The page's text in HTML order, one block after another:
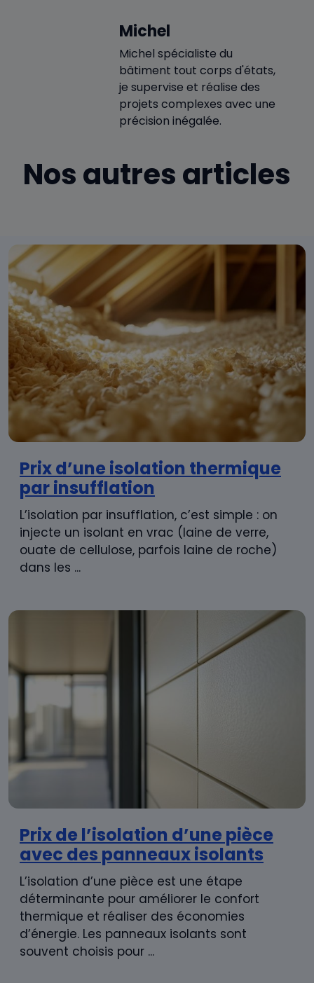
Michel
Michel spécialiste du
bâtiment tout corps d'états,
je supervise et réalise des
projets complexes avec une
précision inégalée.
Nos autres articles
Prix d’une isolation thermique
par insufflation
L’isolation par insufflation, c’est simple : on
injecte un isolant en vrac (laine de verre,
ouate de cellulose, parfois laine de roche)
dans les ...
Prix de l’isolation d’une pièce
avec des panneaux isolants
L’isolation d’une pièce est une étape
déterminante pour améliorer le confort
thermique et réaliser des économies
d’énergie. Les panneaux isolants sont
souvent choisis pour ...